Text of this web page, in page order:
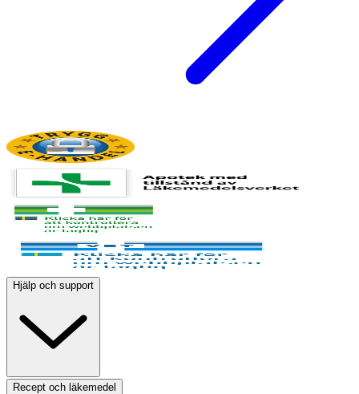
Hjälp och support
Recept och läkemedel